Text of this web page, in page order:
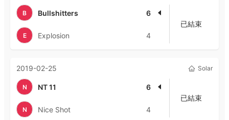
B Bullshitters 6
E Explosion 4
已結束
2019-02-25 Solar
N NT 11 6
N Nice Shot 4
已結束